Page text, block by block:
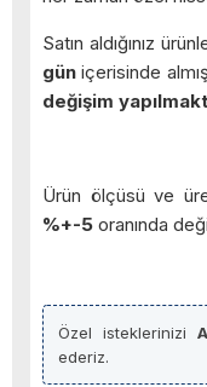
Satın aldığınız
gün içerisinde
değişim
Ürün ölçüsü ve
%+-5 oranında
Özel isteklerinizi
ederiz.